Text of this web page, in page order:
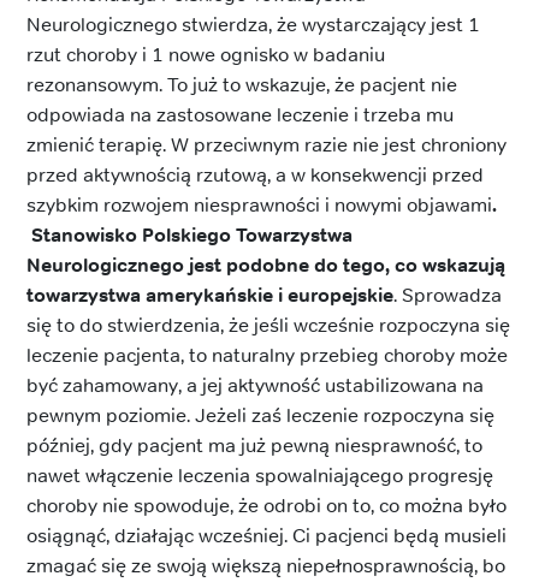
Neurologicznego stwierdza, że wystarczający jest 1
rzut choroby i 1 nowe ognisko w badaniu
rezonansowym. To już to wskazuje, że pacjent nie
odpowiada na zastosowane leczenie i trzeba mu
zmienić terapię. W przeciwnym razie nie jest chroniony
przed aktywnością rzutową, a w konsekwencji przed
szybkim rozwojem niesprawności i nowymi objawami.
Stanowisko Polskiego Towarzystwa
Neurologicznego jest podobne do tego, co wskazują
towarzystwa amerykańskie i europejskie. Sprowadza
się to do stwierdzenia, że jeśli wcześnie rozpoczyna się
leczenie pacjenta, to naturalny przebieg choroby może
być zahamowany, a jej aktywność ustabilizowana na
pewnym poziomie. Jeżeli zaś leczenie rozpoczyna się
później, gdy pacjent ma już pewną niesprawność, to
nawet włączenie leczenia spowalniającego progresję
choroby nie spowoduje, że odrobi on to, co można było
osiągnąć, działając wcześniej. Ci pacjenci będą musieli
zmagać się ze swoją większą niepełnosprawnością, bo